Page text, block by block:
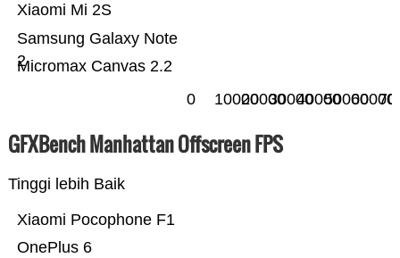
Micromax Canvas 2.2
Samsung Galaxy Note
2
Xiaomi Mi 2S
0 100002000030000400005000060000
GFXBench Manhattan Offscreen FPS
Tinggi lebih Baik
OnePlus 6
Xiaomi Pocophone F1